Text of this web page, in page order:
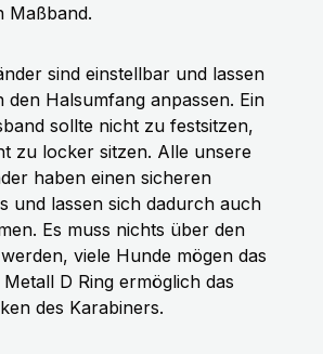
Maßband.
sind einstellbar und lassen
den Halsumfang anpassen. Ein
sollte nicht zu festsitzen,
zu locker sitzen. Alle unsere
haben einen sicheren
und lassen sich dadurch auch
Es muss nichts über den
viele Hunde mögen das
D Ring ermöglich das
des Karabiners.